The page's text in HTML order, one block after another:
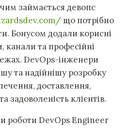
займається девопс
що потрібно
Бонусом додали корисні
канали та професійні
DevOps-інженери
та надійнішу розробку
доставлення,
задоволеність клієнтів.